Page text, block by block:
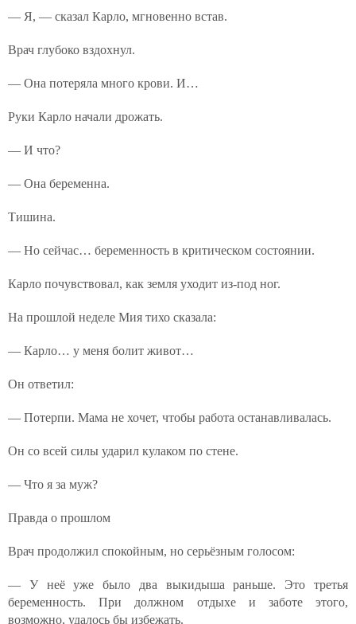
— Я, — сказал Карло, мгновенно встав.
Врач глубоко вздохнул.
— Она потеряла много крови. И…
Руки Карло начали дрожать.
— И что?
— Она беременна.
Тишина.
— Но сейчас… беременность в критическом состоянии.
Карло почувствовал, как земля уходит из-под ног.
На прошлой неделе Мия тихо сказала:
— Карло… у меня болит живот…
Он ответил:
— Потерпи. Мама не хочет, чтобы работа останавливалась.
Он со всей силы ударил кулаком по стене.
— Что я за муж?
Правда о прошлом
Врач продолжил спокойным, но серьёзным голосом:
— У неё уже было два выкидыша раньше. Это третья
беременность. При должном отдыхе и заботе этого,
возможно, удалось бы избежать.